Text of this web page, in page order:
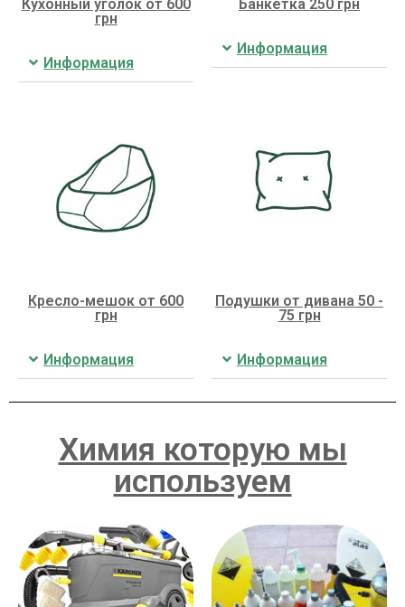
Кухонный уголок от 600
грн
Информация
Банкетка 250 грн
Информация
Кресло-мешок от 600
грн
Информация
Подушки от дивана 50 -
75 грн
Информация
Химия которую мы
используем